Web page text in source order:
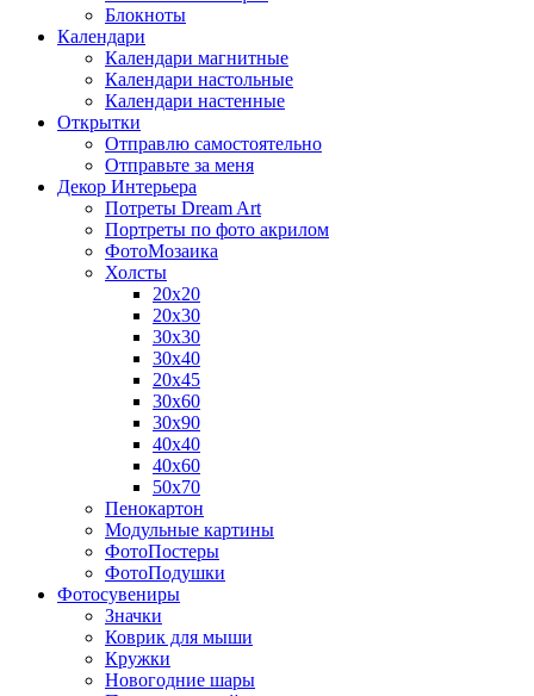
Блокноты
Календари
Календари магнитные
Календари настольные
Календари настенные
Открытки
Отправлю самостоятельно
Отправьте за меня
Декор Интерьера
Потреты Dream Art
Портреты по фото акрилом
ФотоМозаика
Холсты
20х20
20х30
30х30
30х40
20х45
30х60
30х90
40х40
40х60
50х70
Пенокартон
Модульные картины
ФотоПостеры
ФотоПодушки
Фотоcувениры
Значки
Коврик для мыши
Кружки
Новогодние шары